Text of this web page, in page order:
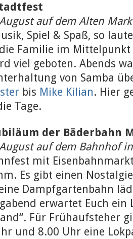
auf dem Alten
Spiel & Spaß, so
Familie im
viel geboten. Abends
von Samba
bis Mike Kilian. Hier
Tage.
der Bäderbahn
auf dem Bahnhof
mit
Es gibt einen
Dampfgartenbahn
erwartet Euch ein
Für Frühaufsteher
und 8.00 Uhr eine